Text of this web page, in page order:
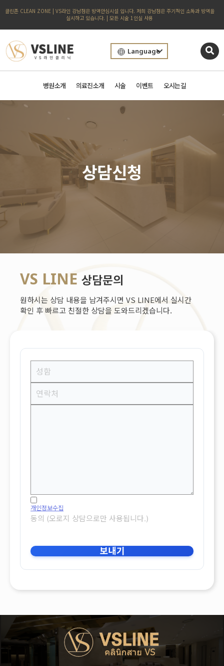
클린존 CLEAN ZONE | VS라인 강남점은 방역안심시설 입니다. 저희 강남점은 주기적인 소독과 방역을
실시하고 있습니다. | 모든 시술 1인실 사용
Language
병원소개 의료진소개 시술 이벤트 오시는길
상담신청
VS LINE 상담문의
원하시는 상담 내용을 남겨주시면 VS LINE에서 실시간
확인 후 빠르고 친절한 상담을 도와드리겠습니다.
개인정보수집
동의 (오로지 상담으로만 사용됩니다.)
보내기